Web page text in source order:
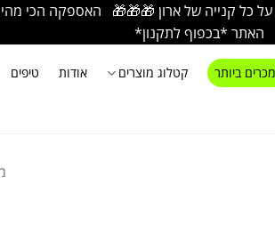
קנייה של ארון 🎁🎁🎁 האספקה הכי מהירה
האתר *בכפוף לתקנון*
ביותר קטלוג מוצרים אודות
טיפים